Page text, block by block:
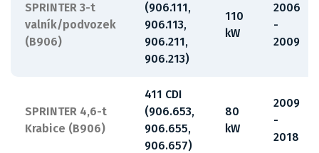
SPRINTER 3-t
valník/podvozek
(B906)
(906.111,
906.113,
906.211,
906.213)
110
kW
2006
-
2009
SPRINTER 4,6-t
Krabice (B906)
411 CDI
(906.653,
906.655,
906.657)
80
kW
2009
-
2018